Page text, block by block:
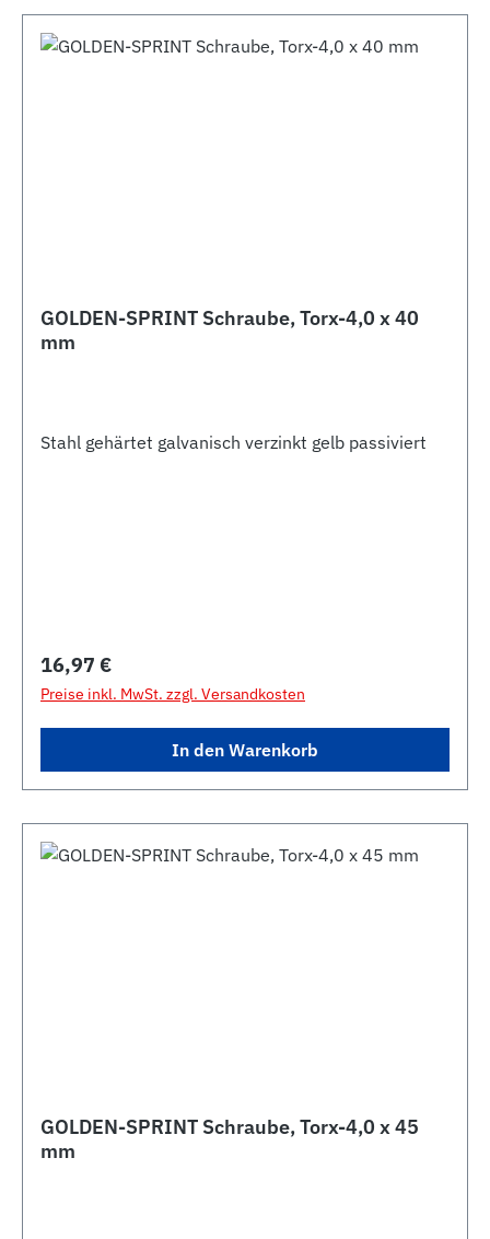
GOLDEN-SPRINT Schraube, Torx-4,0 x 40
mm
Stahl gehärtet galvanisch verzinkt gelb passiviert
Regulärer Preis:
16,97 €
Preise inkl. MwSt. zzgl. Versandkosten
In den Warenkorb
GOLDEN-SPRINT Schraube, Torx-4,0 x 45
mm